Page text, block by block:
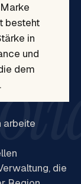
besteht
in
und
dem
arbeite
die